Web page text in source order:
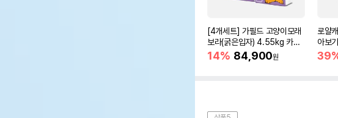
[4개세트] 가필드 고양이모래
보라(굵은입자) 4.55kg 카사
바모래
14% 84,900원
로얄
아보